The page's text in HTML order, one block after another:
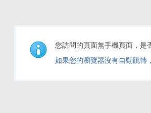
您訪問的頁面無手機頁面，是
如果您的瀏覽器沒有自動跳轉